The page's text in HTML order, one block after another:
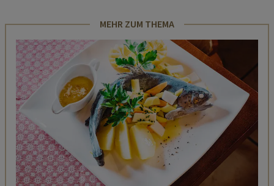
MEHR ZUM THEMA